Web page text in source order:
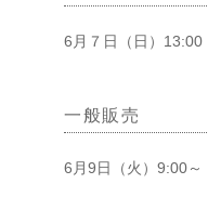
6月７日（日）
一般販売
6月9日（火）9:00
太田市新